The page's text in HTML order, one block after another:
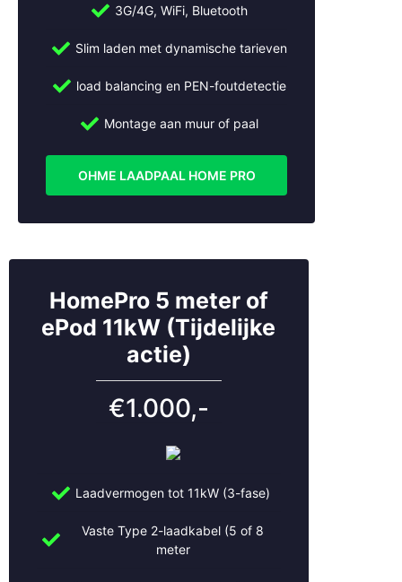
✔ Ja. Wij installeren laadpalen die direct gekoppeld
Mail ons:info@slimmeopladers.nl
3G/4G, WiFi, Bluetooth
Slim laden met dynamische tarieven
load balancing en PEN-foutdetectie
Montage aan muur of paal
OHME LAADPAAL HOME PRO
HomePro 5 meter of
ePod 11kW (Tijdelijke
actie)
€1.000,-
Laadvermogen tot 11kW (3-fase)
Vaste Type 2-laadkabel (5 of 8
meter